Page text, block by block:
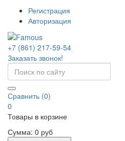
Регистрация
Авторизация
+7 (861) 217-59-54
Заказать звонок!
Сравнить (0)
0
Товары в корзине
Сумма: 0 руб